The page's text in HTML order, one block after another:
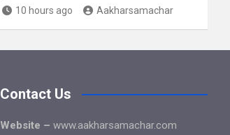
10 hours ago Aakharsamachar
Contact Us
Website – www.aakharsamachar.com